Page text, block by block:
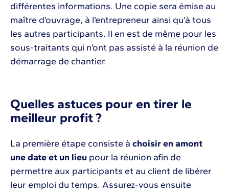
différentes informations. Une copie sera émise au
maître d’ouvrage, à l’entrepreneur ainsi qu’à tous
les autres participants. Il en est de même pour les
sous-traitants qui n’ont pas assisté à la réunion de
démarrage de chantier.
Quelles astuces pour en tirer le
meilleur profit ?
La première étape consiste à choisir en amont
une date et un lieu pour la réunion afin de
permettre aux participants et au client de libérer
leur emploi du temps. Assurez-vous ensuite